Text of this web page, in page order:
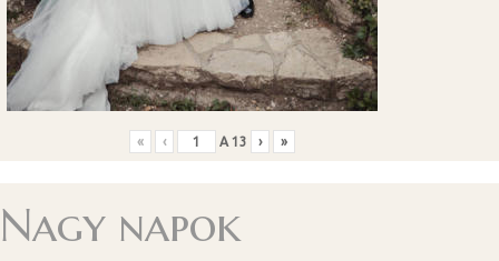
« ‹ A 13 › »
Nagy napok